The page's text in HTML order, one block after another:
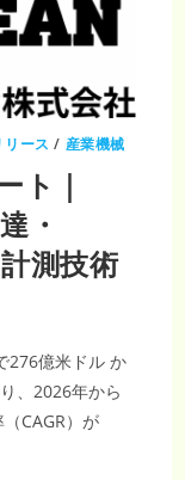
リース / 産業機械
ト｜
・
測技術
276億米ドル か
、2026年から
CAGR）が